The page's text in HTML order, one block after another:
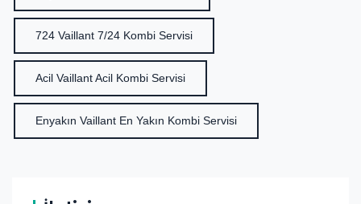
724 Vaillant 7/24 Kombi Servisi
Acil Vaillant Acil Kombi Servisi
Enyakın Vaillant En Yakın Kombi Servisi